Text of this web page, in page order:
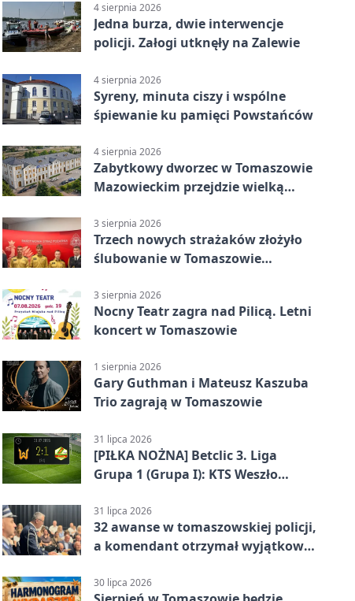
4 sierpnia 2026
Jedna burza, dwie interwencje
policji. Załogi utknęły na Zalewie
4 sierpnia 2026
Syreny, minuta ciszy i wspólne
śpiewanie ku pamięci Powstańców
4 sierpnia 2026
Zabytkowy dworzec w Tomaszowie
Mazowieckim przejdzie wielką
wykonawcy
3 sierpnia 2026
Trzech nowych strażaków złożyło
ślubowanie w Tomaszowie
3 sierpnia 2026
Nocny Teatr zagra nad Pilicą. Letni
koncert w Tomaszowie
1 sierpnia 2026
Gary Guthman i Mateusz Kaszuba
Trio zagrają w Tomaszowie
31 lipca 2026
[PIŁKA NOŻNA] Betclic 3. Liga
Grupa 1 (Grupa I): KTS Weszło
Mazowiecki 2:1
31 lipca 2026
32 awanse w tomaszowskiej policji,
a komendant otrzymał wyjątkowy
30 lipca 2026